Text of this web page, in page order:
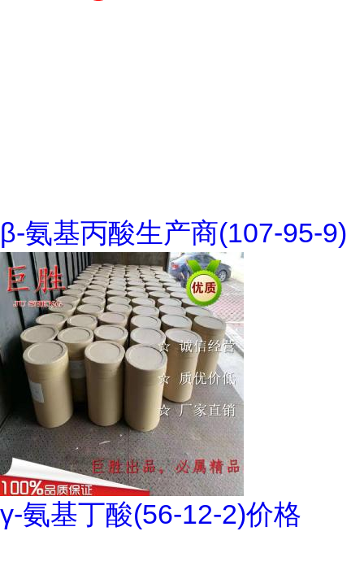
β-氨基丙酸生产商(107-95-9)
γ-氨基丁酸(56-12-2)价格